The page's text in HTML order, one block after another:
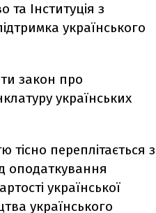
та Інституція з
українського
закон про
українських
тісно переплітається з
оподаткування
української
українського